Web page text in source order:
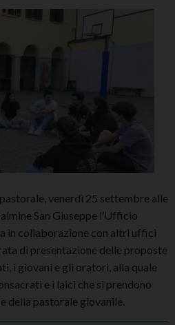
venerdì 25 settembre alle
San Giuseppe l’Ufficio
in collaborazione con altri uffici
di presentazione delle proposte
i giovani e gli oratori, alla quale
e i laici che si prendono
della pastorale giovanile.